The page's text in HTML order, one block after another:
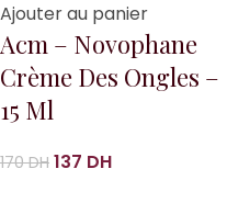
Ajouter au panier
Acm – Novophane
Crème Des Ongles –
15 Ml
170DH 137 DH